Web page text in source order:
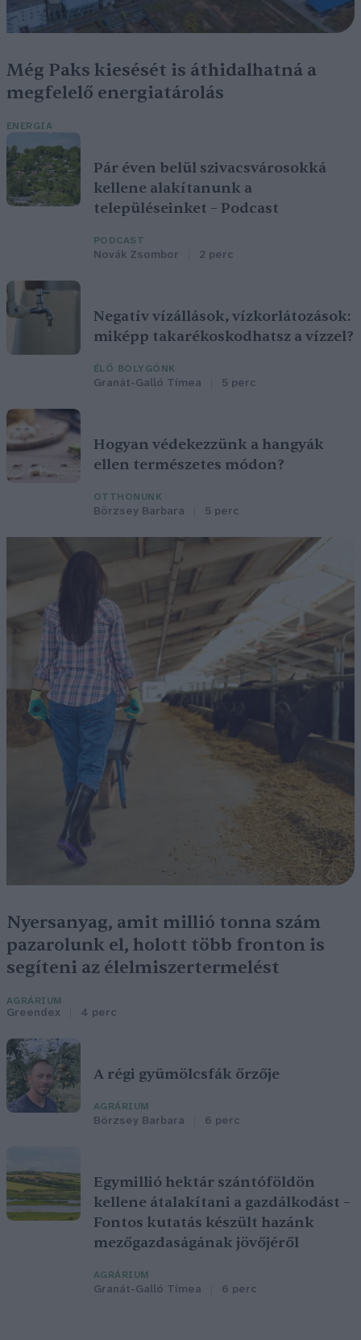
Még Paks kiesését is áthidalhatná a
megfelelő energiatárolás
ENERGIA
Pár éven belül szivacsvárosokká
kellene alakítanunk a
településeinket – Podcast
PODCAST
Novák Zsombor 2 perc
Negatív vízállások, vízkorlátozások:
miképp takarékoskodhatsz a vízzel?
ÉLŐ BOLYGÓNK
Granát-Galló Tímea 5 perc
Hogyan védekezzünk a hangyák
ellen természetes módon?
OTTHONUNK
Börzsey Barbara 5 perc
Nyersanyag, amit millió tonna szám
pazarolunk el, holott több fronton is
segíteni az élelmiszertermelést
AGRÁRIUM
Greendex 4 perc
A régi gyümölcsfák őrzője
AGRÁRIUM
Börzsey Barbara 6 perc
Egymillió hektár szántóföldön
kellene átalakítani a gazdálkodást –
Fontos kutatás készült hazánk
mezőgazdaságának jövőjéről
AGRÁRIUM
Granát-Galló Tímea 6 perc